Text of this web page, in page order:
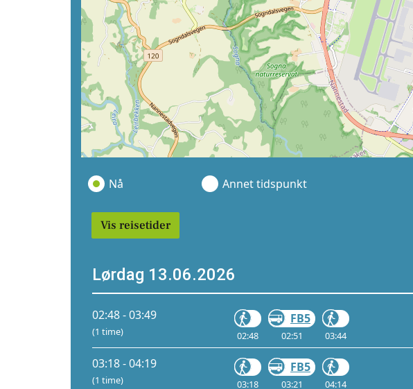
Nå Annet tidspunkt
Vis reisetider
Lørdag 13.06.2026
02:48 - 03:49
(1 time) 02:48
FB5
02:51 03:44
03:18 - 04:19
(1 time) 03:18
FB5
03:21 04:14